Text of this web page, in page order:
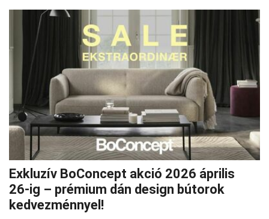
Exkluzív BoConcept akció 2026 április
26‑ig – prémium dán design bútorok
kedvezménnyel!